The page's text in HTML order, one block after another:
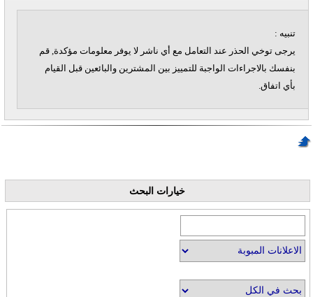
تنبيه :
يرجى توخي الحذر عند التعامل مع أي ناشر لا يوفر معلومات مؤكدة, قم
بنفسك بالاجراءات الواجبة للتمييز بين المشترين والبائعين قبل القيام
بأي اتفاق.
خيارات البحث